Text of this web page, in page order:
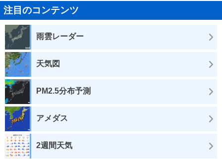
注目のコンテンツ
雨雲レーダー
天気図
PM2.5分布予測
アメダス
2週間天気